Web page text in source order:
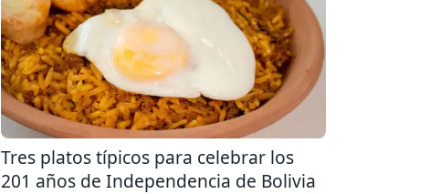
Tres platos típicos para celebrar los
201 años de Independencia de Bolivia